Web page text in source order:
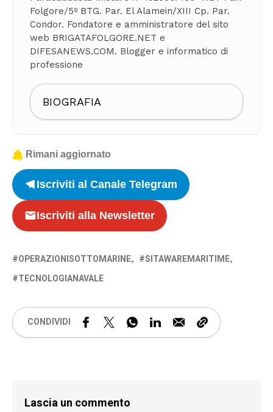
Folgore/5º BTG. Par. El Alamein/XIII Cp. Par.
Condor. Fondatore e amministratore del sito
web BRIGATAFOLGORE.NET e
DIFESANEWS.COM. Blogger e informatico di
professione
BIOGRAFIA
Rimani aggiornato
Iscriviti al Canale Telegram
Iscriviti alla Newsletter
OPERAZIONISOTTOMARINE
SITAWAREMARITIME
TECNOLOGIANAVALE
CONDIVIDI
Lascia un commento